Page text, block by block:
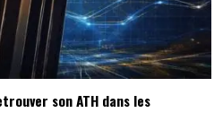
son ATH dans les